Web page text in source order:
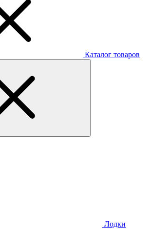
Каталог товаров
Лодки